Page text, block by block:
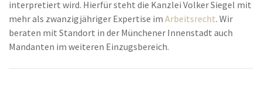
interpretiert wird. Hierfür steht die Kanzlei Volker Siegel mit
mehr als zwanzigjähriger Expertise im Arbeitsrecht. Wir
beraten mit Standort in der Münchener Innenstadt auch
Mandanten im weiteren Einzugsbereich.